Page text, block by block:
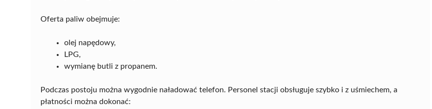
Oferta paliw obejmuje:
olej napędowy,
LPG,
wymianę butli z propanem.
Podczas postoju można wygodnie naładować telefon. Personel stacji obsługuje szybko i z uśmiechem, a
płatności można dokonać: